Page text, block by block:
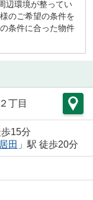
辺環境が整ってい
のご希望の条件を
条件に合った物件
２丁目
15分
田 」駅 徒歩20分